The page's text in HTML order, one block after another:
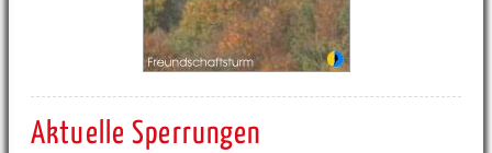
Aktuelle Sperrungen